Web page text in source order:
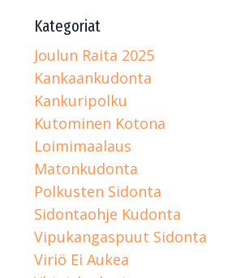
Kategoriat
Joulun Raita 2025
Kankaankudonta
Kankuripolku
Kutominen Kotona
Loimimaalaus
Matonkudonta
Polkusten Sidonta
Sidontaohje Kudonta
Vipukangaspuut Sidonta
Viriö Ei Aukea